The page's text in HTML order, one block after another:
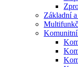
Základní
Komunitní